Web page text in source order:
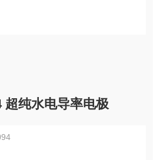
超纯水电导率电极